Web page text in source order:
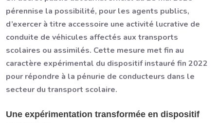
pérennise la possibilité, pour les agents publics,
d’exercer à titre accessoire une activité lucrative de
conduite de véhicules affectés aux transports
scolaires ou assimilés. Cette mesure met fin au
caractère expérimental du dispositif instauré fin 2022
pour répondre à la pénurie de conducteurs dans le
secteur du transport scolaire.
Une expérimentation transformée en dispositif